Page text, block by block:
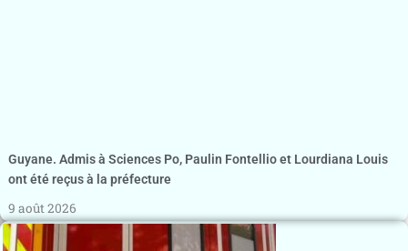
Guyane. Admis à Sciences Po, Paulin Fontellio et Lourdiana Louis
ont été reçus à la préfecture
9 août 2026